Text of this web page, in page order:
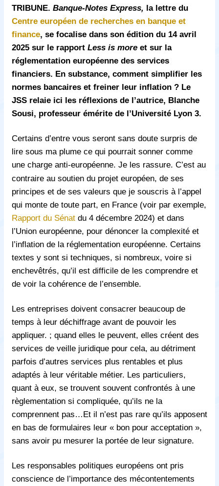
TRIBUNE. Banque-Notes Express, la lettre du
Centre européen de recherches en banque et
finance, se focalise dans son édition du 14 avril
2025 sur le rapport Less is more et sur la
réglementation européenne des services
financiers. En substance, comment simplifier les
normes bancaires et freiner leur inflation ? Le
JSS relaie ici les réflexions de l’autrice, Blanche
Sousi, professeur émérite de l’Université Lyon 3.
Certains d’entre vous seront sans doute surpris de
lire sous ma plume ce qui pourrait sonner comme
une charge anti-européenne. Je les rassure. C’est au
contraire au soutien du projet européen, de ses
principes et de ses valeurs que je souscris à l’appel
qui monte de toute part, en France (voir par exemple,
Rapport du Sénat du 4 décembre 2024) et dans
l’Union européenne, pour dénoncer la complexité et
l’inflation de la réglementation européenne. Certains
textes y sont si techniques, si nombreux, voire si
enchevêtrés, qu’il est difficile de les comprendre et
de voir la cohérence de l’ensemble.
Les entreprises doivent consacrer beaucoup de
temps à leur déchiffrage avant de pouvoir les
appliquer. ; quand elles le peuvent, elles créent des
services de veille juridique pour cela, au détriment
parfois d’autres services plus rentables et plus
adaptés à leur véritable métier. Les particuliers,
quant à eux, se trouvent souvent confrontés à une
règlementation si compliquée, qu’ils ne la
comprennent pas…Et il n’est pas rare qu’ils apposent
en bas de formulaires leur « bon pour acceptation »,
sans avoir pu mesurer la portée de leur signature.
Les responsables politiques européens ont pris
conscience de l’importance des mécontentements